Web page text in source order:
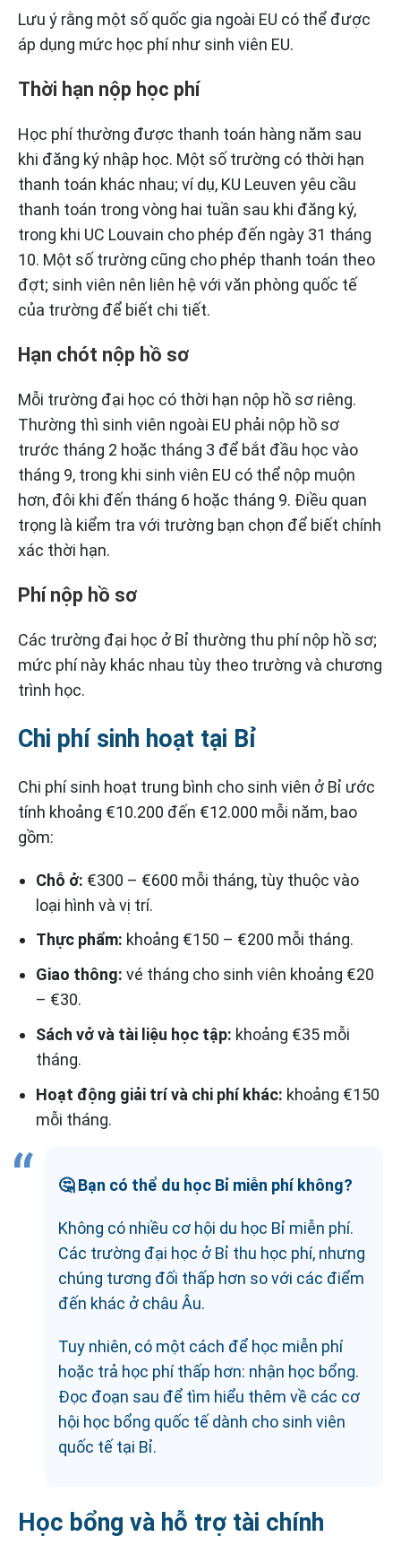
Lưu ý rằng một số quốc gia ngoài EU có thể được
áp dụng mức học phí như sinh viên EU.
Thời hạn nộp học phí
Học phí thường được thanh toán hàng năm sau
khi đăng ký nhập học. Một số trường có thời hạn
thanh toán khác nhau; ví dụ, KU Leuven yêu cầu
thanh toán trong vòng hai tuần sau khi đăng ký,
trong khi UC Louvain cho phép đến ngày 31 tháng
10. Một số trường cũng cho phép thanh toán theo
đợt; sinh viên nên liên hệ với văn phòng quốc tế
của trường để biết chi tiết.
Hạn chót nộp hồ sơ
Mỗi trường đại học có thời hạn nộp hồ sơ riêng.
Thường thì sinh viên ngoài EU phải nộp hồ sơ
trước tháng 2 hoặc tháng 3 để bắt đầu học vào
tháng 9, trong khi sinh viên EU có thể nộp muộn
hơn, đôi khi đến tháng 6 hoặc tháng 9. Điều quan
trọng là kiểm tra với trường bạn chọn để biết chính
xác thời hạn.
Phí nộp hồ sơ
Các trường đại học ở Bỉ thường thu phí nộp hồ sơ;
mức phí này khác nhau tùy theo trường và chương
trình học.
Chi phí sinh hoạt tại Bỉ
Chi phí sinh hoạt trung bình cho sinh viên ở Bỉ ước
tính khoảng €10.200 đến €12.000 mỗi năm, bao
gồm:
Chỗ ở: €300 – €600 mỗi tháng, tùy thuộc vào
loại hình và vị trí.
Thực phẩm: khoảng €150 – €200 mỗi tháng.
Giao thông: vé tháng cho sinh viên khoảng €20
– €30.
Sách vở và tài liệu học tập: khoảng €35 mỗi
tháng.
Hoạt động giải trí và chi phí khác: khoảng €150
mỗi tháng.
🤔 Bạn có thể du học Bỉ miễn phí không?
Không có nhiều cơ hội du học Bỉ miễn phí.
Các trường đại học ở Bỉ thu học phí, nhưng
chúng tương đối thấp hơn so với các điểm
đến khác ở châu Âu.
Tuy nhiên, có một cách để học miễn phí
hoặc trả học phí thấp hơn: nhận học bổng.
Đọc đoạn sau để tìm hiểu thêm về các cơ
hội học bổng quốc tế dành cho sinh viên
quốc tế tại Bỉ.
Học bổng và hỗ trợ tài chính